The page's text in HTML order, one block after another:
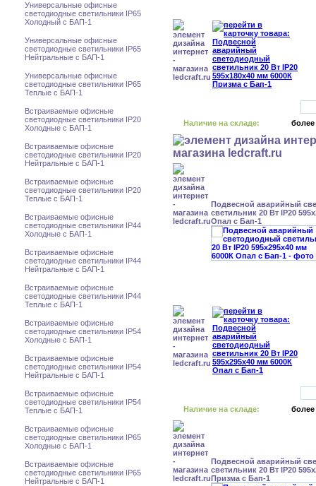
Универсальные офисные
светодиодные светильники IP65
Холодный с БАП-1
Универсальные офисные
светодиодные светильники IP65
Нейтральные с БАП-1
Универсальные офисные
светодиодные светильники IP65
Теплые с БАП-1
Встраиваемые офисные
светодиодные светильники IP20
Холодные с БАП-1
Встраиваемые офисные
светодиодные светильники IP20
Нейтральные с БАП-1
Встраиваемые офисные
светодиодные светильники IP20
Теплые с БАП-1
Встраиваемые офисные
светодиодные светильники IP44
Холодные с БАП-1
Встраиваемые офисные
светодиодные светильники IP44
Нейтральные с БАП-1
Встраиваемые офисные
светодиодные светильники IP44
Теплые с БАП-1
Встраиваемые офисные
светодиодные светильники IP54
Холодные с БАП-1
Встраиваемые офисные
светодиодные светильники IP54
Нейтральные с БАП-1
Встраиваемые офисные
светодиодные светильники IP54
Теплые с БАП-1
Встраиваемые офисные
светодиодные светильники IP65
Холодные с БАП-1
Встраиваемые офисные
светодиодные светильники IP65
Нейтральные с БАП-1
Наличие на складе: более
Подвесной аварийный
светильник 20 Вт IP20
Опал с Бап-1
Наличие на складе: более
Подвесной аварийный
светильник 20 Вт IP20
Призма с Бап-1